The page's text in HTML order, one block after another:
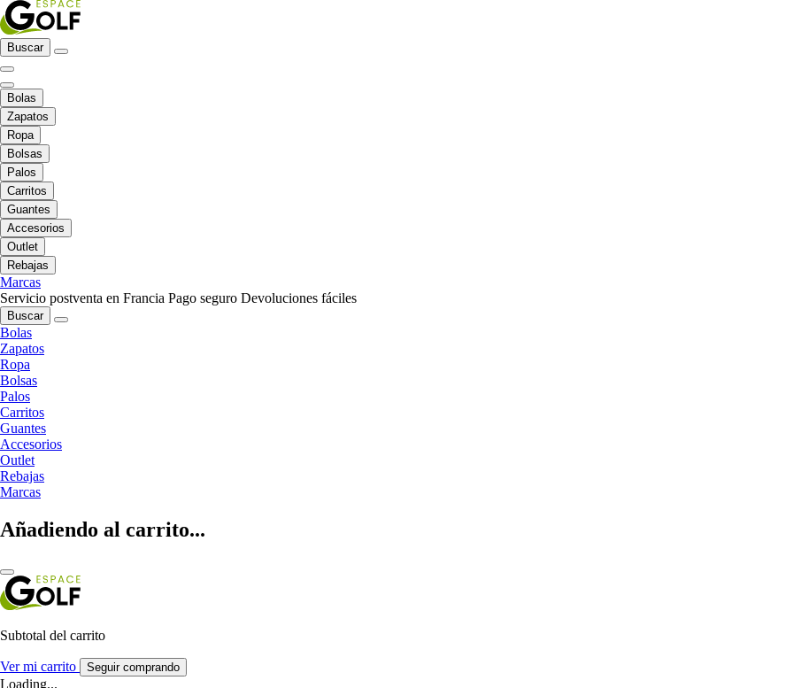
Buscar
Bolas
Zapatos
Ropa
Bolsas
Palos
Carritos
Guantes
Accesorios
Outlet
Rebajas
Marcas
Servicio postventa en Francia Pago seguro Devoluciones fáciles
Buscar
Bolas
Zapatos
Ropa
Bolsas
Palos
Carritos
Guantes
Accesorios
Outlet
Rebajas
Marcas
Añadiendo al carrito...
Subtotal del carrito
Ver mi carrito Seguir comprando
Loading...